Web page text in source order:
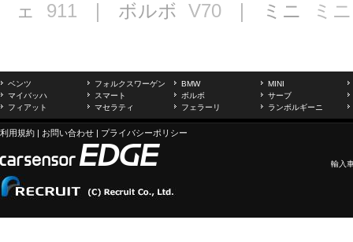
ェ 911 ｜ ボルボ V70 ｜ ミニ ミニ
ベンツ フォルクスワーゲン BMW
MINI
マイバッハ
スマート ボルボ
サーブ
フィアット
マセラティ フェラーリ ランボルギーニ
利用規約 | お問い合わせ | プライバシーポリシー
輸入